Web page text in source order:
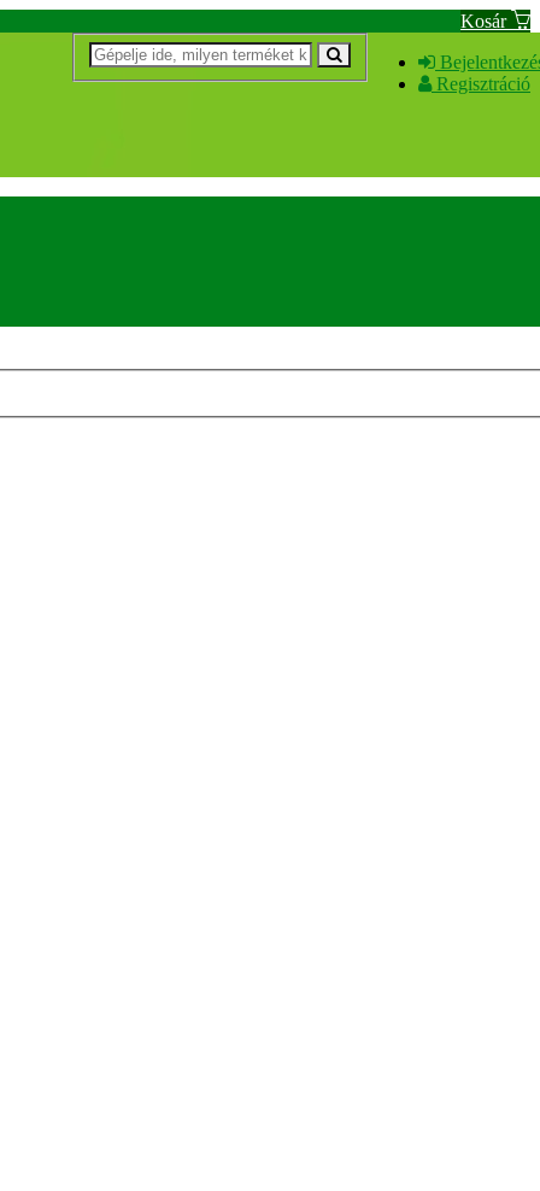
Kosár
Regisztráció